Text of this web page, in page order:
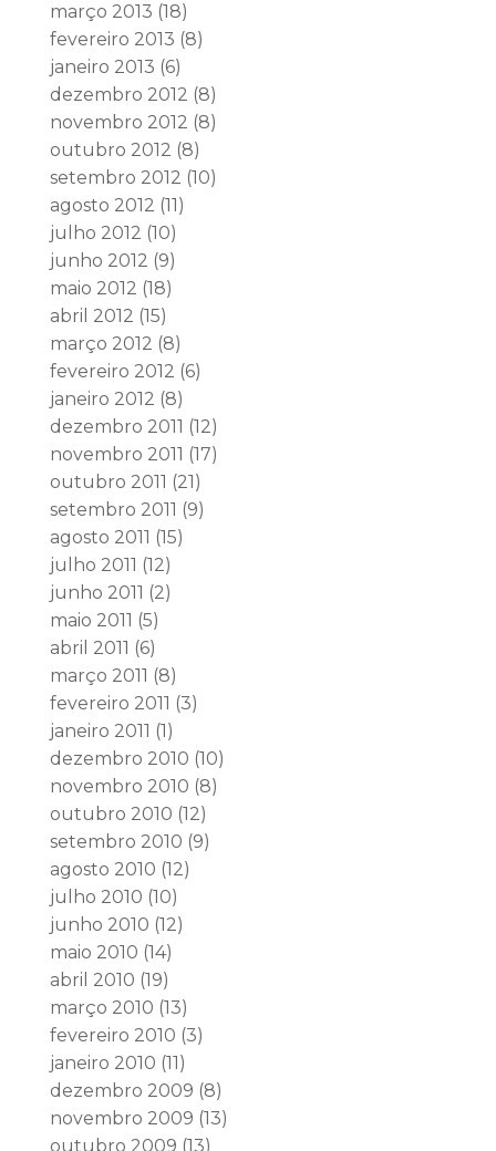
março 2013 (18)
fevereiro 2013 (8)
janeiro 2013 (6)
dezembro 2012 (8)
novembro 2012 (8)
outubro 2012 (8)
setembro 2012 (10)
agosto 2012 (11)
julho 2012 (10)
junho 2012 (9)
maio 2012 (18)
abril 2012 (15)
março 2012 (8)
fevereiro 2012 (6)
janeiro 2012 (8)
dezembro 2011 (12)
novembro 2011 (17)
outubro 2011 (21)
setembro 2011 (9)
agosto 2011 (15)
julho 2011 (12)
junho 2011 (2)
maio 2011 (5)
abril 2011 (6)
março 2011 (8)
fevereiro 2011 (3)
janeiro 2011 (1)
dezembro 2010 (10)
novembro 2010 (8)
outubro 2010 (12)
setembro 2010 (9)
agosto 2010 (12)
julho 2010 (10)
junho 2010 (12)
maio 2010 (14)
abril 2010 (19)
março 2010 (13)
fevereiro 2010 (3)
janeiro 2010 (11)
dezembro 2009 (8)
novembro 2009 (13)
outubro 2009 (13)